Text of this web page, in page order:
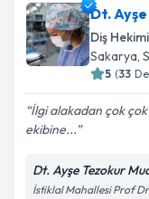
Dt.
Diş Hekimi
Sakarya,
5 (33
İlgi alakadan çok
ekibine...
Dt. Ayşe Tezokur
İstiklal Mahallesi Prof